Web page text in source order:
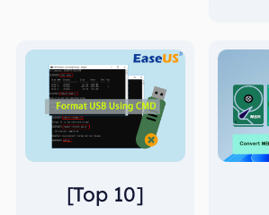
[Top 10]